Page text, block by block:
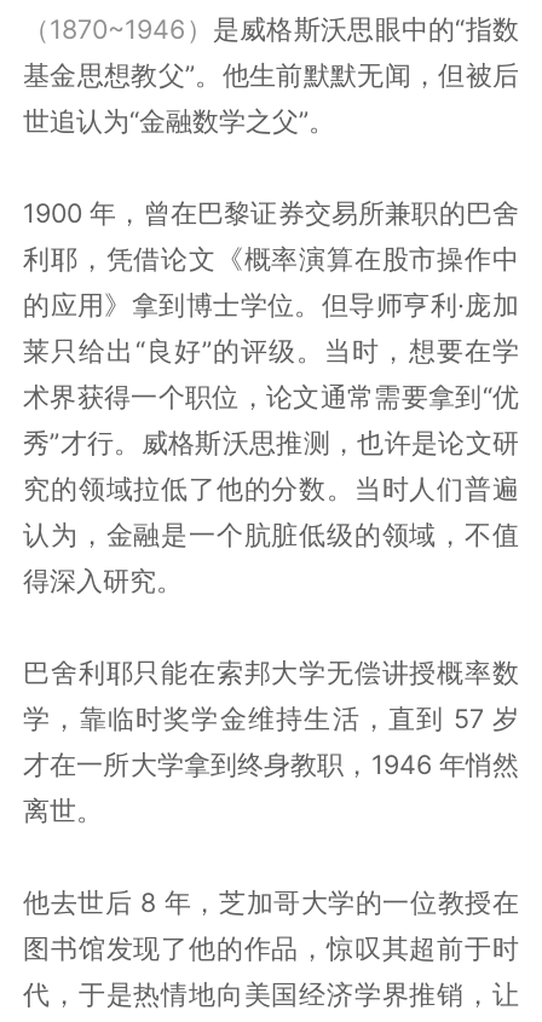
（1870~1946） 是威格斯沃思眼中的“指数
基金思想教父”。他生前默默无闻，但被后
世追认为“金融数学之父”。
1900 年，曾在巴黎证券交易所兼职的巴舍
利耶，凭借论文《概率演算在股市操作中
的应用》拿到博士学位。但导师亨利·庞加
莱只给出“良好”的评级。当时，想要在学
术界获得一个职位，论文通常需要拿到“优
秀”才行。威格斯沃思推测，也许是论文研
究的领域拉低了他的分数。当时人们普遍
认为，金融是一个肮脏低级的领域，不值
得深入研究。
巴舍利耶只能在索邦大学无偿讲授概率数
学，靠临时奖学金维持生活，直到 57 岁
才在一所大学拿到终身教职，1946 年悄然
离世。
他去世后 8 年，芝加哥大学的一位教授在
图书馆发现了他的作品，惊叹其超前于时
代，于是热情地向美国经济学界推销，让